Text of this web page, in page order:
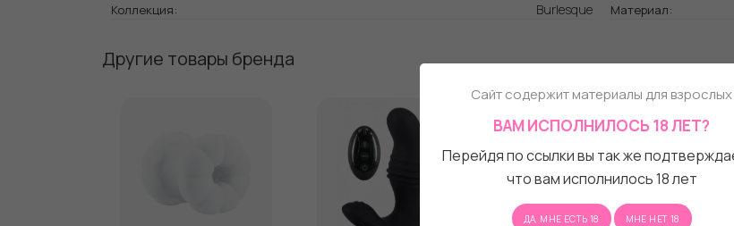
Коллекция: Burlesque Материал:
Другие товары бренда
Сайт содержит материалы для взрослых
ВАМ ИСПОЛНИЛОСЬ 18 ЛЕТ?
Перейдя по ссылки вы так же
что вам исполнилось 18 лет
ДА, МНЕ ЕСТЬ 18 МНЕ НЕТ 18